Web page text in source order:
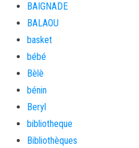
BAIGNADE
BALAOU
basket
bébé
Bèlè
bénin
Beryl
bibliotheque
Bibliothèques